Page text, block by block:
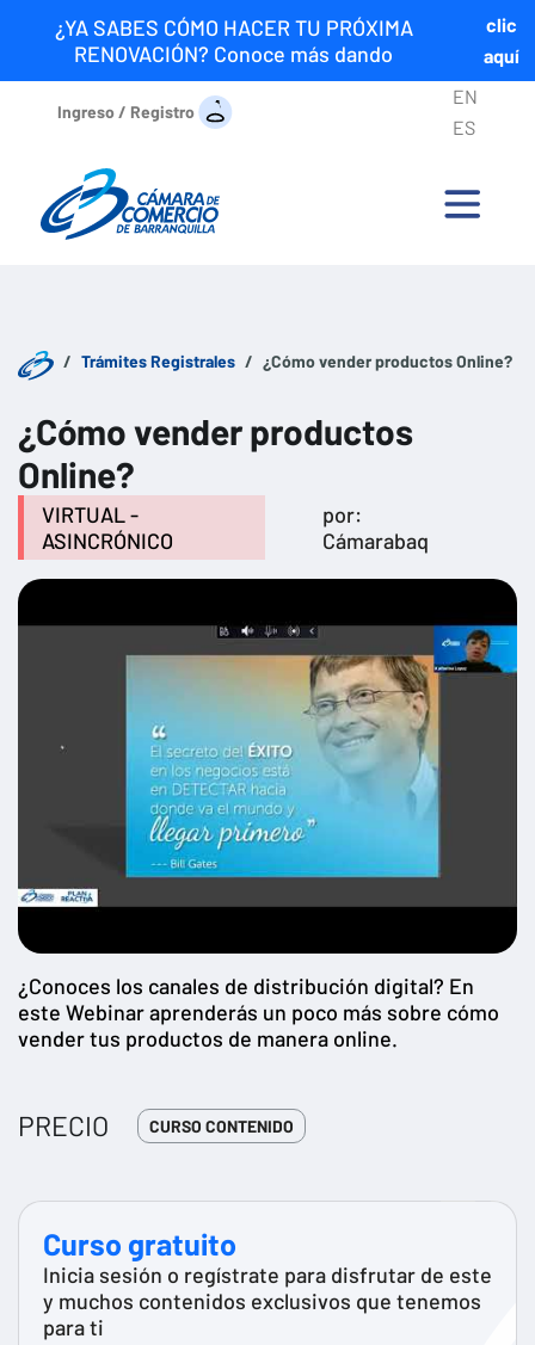
¿YA SABES CÓMO HACER TU PRÓXIMA
RENOVACIÓN? Conoce más dando
clic
aquí
Ingreso / Registro
EN
ES
Trámites Registrales ¿Cómo vender productos Online?
¿Cómo vender productos
Online?
VIRTUAL -
ASINCRÓNICO
por:
Cámarabaq
¿Conoces los canales de distribución digital? En
este Webinar aprenderás un poco más sobre cómo
vender tus productos de manera online.
PRECIO CURSO CONTENIDO
Curso gratuito
Inicia sesión o regístrate para disfrutar de este
y muchos contenidos exclusivos que tenemos
para ti